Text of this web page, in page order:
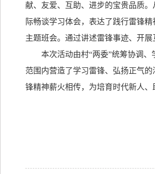
献、友爱、互助、进步的宝贵品质
际畅谈学习体会，表达了践行雷锋
主题班会。通过讲述雷锋事迹、开
本次活动由村“两委”统筹协调、
范围内营造了学习雷锋、弘扬正气
锋精神薪火相传，为培育时代新人